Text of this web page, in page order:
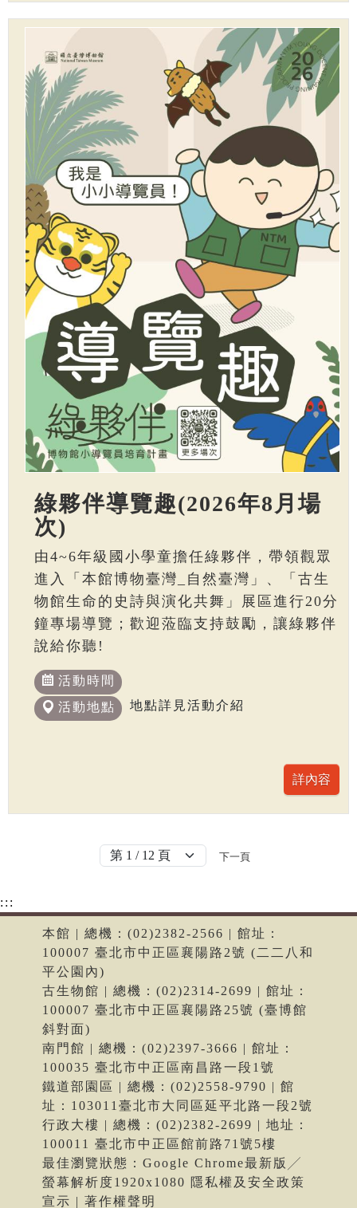
綠夥伴導覽趣(2026年8月場
次)
由4~6年級國小學童擔任綠夥伴，帶領觀眾
進入「本館博物臺灣_自然臺灣」、「古生
物館生命的史詩與演化共舞」展區進行20分
鐘專場導覽；歡迎蒞臨支持鼓勵，讓綠夥伴
說給你聽!
活動時間
活動地點
地點詳見活動介紹
下一頁
:::
本館 | 總機：(02)2382-2566 | 館址：
100007 臺北市中正區襄陽路2號 (二二八和
平公園內)
古生物館 | 總機：(02)2314-2699 | 館址：
100007 臺北市中正區襄陽路25號 (臺博館
斜對面)
南門館 | 總機：(02)2397-3666 | 館址：
100035 臺北市中正區南昌路一段1號
鐵道部園區 | 總機：(02)2558-9790 | 館
址：103011臺北市大同區延平北路一段2號
行政大樓 | 總機：(02)2382-2699 | 地址：
100011 臺北市中正區館前路71號5樓
最佳瀏覽狀態：Google Chrome最新版╱
螢幕解析度1920x1080 隱私權及安全政策
宣示 | 著作權聲明